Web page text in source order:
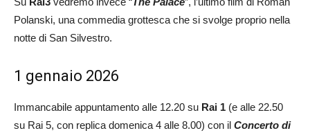
Polanski, una commedia grottesca che si svolge proprio nella
notte di San Silvestro.
1 gennaio 2026
Immancabile appuntamento alle 12.20 su Rai 1 (e alle 22.50
su Rai 5, con replica domenica 4 alle 8.00) con il Concerto di